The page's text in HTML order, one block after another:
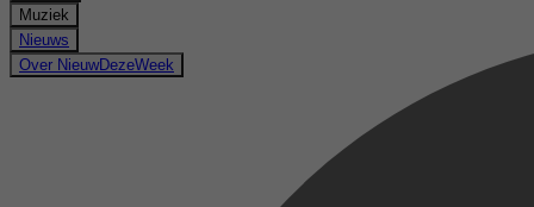
Muziek
Nieuws
Over NieuwDezeWeek